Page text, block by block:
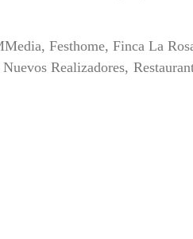
Festhome, Finca La
Realizadores,